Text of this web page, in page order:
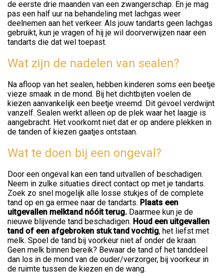
de eerste drie maanden van een zwangerschap. En je mag
pas een half uur na behandeling met lachgas weer
deelnemen aan het verkeer. Als jouw tandarts geen lachgas
gebruikt, kun je vragen of hij je wil doorverwijzen naar een
tandarts die dat wel toepast.
Wat zijn de nadelen van sealen?
Na afloop van het sealen, hebben kinderen soms een beetje
vieze smaak in de mond. Bij het dichtbijten voelen de
kiezen aanvankelijk een beetje vreemd. Dit gevoel verdwijnt
vanzelf. Sealen werkt alleen op de plek waar het laagje is
aangebracht. Het voorkomt niet dat er op andere plekken in
de tanden of kiezen gaatjes ontstaan.
Wat te doen bij een ongeval?
Door een ongeval kan een tand uitvallen of beschadigen.
Neem in zulke situaties direct contact op met je tandarts.
Zoek zo snel mogelijk alle losse stukjes of de complete
tand op en ga ermee naar de tandarts. Plaats een
uitgevallen melktand nóóit terug. Daarmee kun je de
nieuwe blijvende tand beschadigen. Houd een uitgevallen
tand of een afgebroken stuk tand vochtig, het liefst met
melk. Spoel de tand bij voorkeur niet af onder de kraan.
Geen melk binnen bereik? Bewaar de tand of het tanddeel
dan los in de mond van de ouder/verzorger, bij voorkeur in
de ruimte tussen de kiezen en de wang.